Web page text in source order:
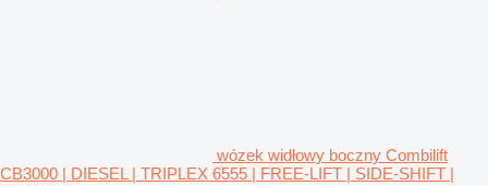
wózek widłowy boczny Combilift
CB3000 | DIESEL | TRIPLEX 6555 | FREE-LIFT | SIDE-SHIFT |